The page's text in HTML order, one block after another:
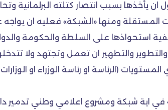
ان يأخذها بسبب انتصار كتلته البرلمانية
المستقلة ومنها «الشبكة» فعليه ان
استحواذها على السلطة والحكومة
والتطوير والتطهير ان تعمل وتجتهد ولا
(الرئاسة او رئاسة الوزراء او
في اية شبكة ومشروع اعلامي وطني